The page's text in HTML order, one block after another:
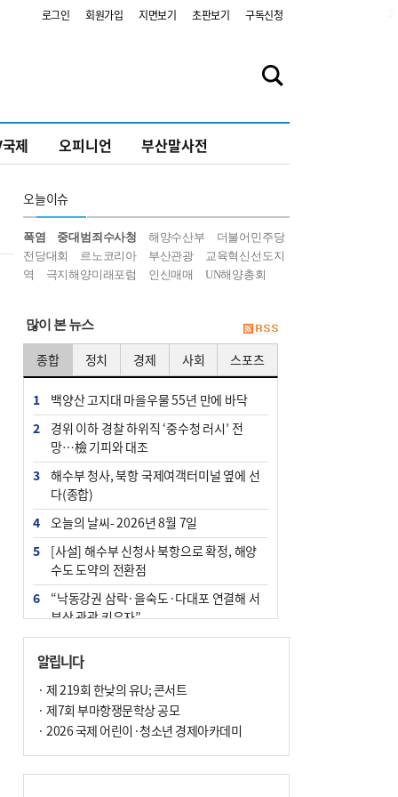
로그인 회원가입 지면보기 초판보기 구독신청
제 오피니언 부산말사전
오늘이슈
폭염 중대범죄수사청 해양수산부
더불어민주당
전당대회
르노코리아 부산관광
교육혁신선도지
역
극지해양미래포럼 인신매매 UN해양총회
많이 본 뉴스
종합 정치 경제 사회 스포츠
1
백양산 고지대 마을우물 55년 만에 바닥
2
경위 이하 경찰 하위직 ‘중수청 러시’ 전
망…檢 기피와 대조
3
해수부 청사, 북항 국제여객터미널 옆에 선
다(종합)
4
오늘의 날씨- 2026년 8월 7일
5
[사설] 해수부 신청사 북항으로 확정, 해양
수도 도약의 전환점
6
“낙동강권 삼락·을숙도·다대포 연결해 서
부산 관광 키우자”
꺾일 듯
피란마을 67년 역사인데…전교생 24명 아
미초 통폐합 기로
외국인 선원 ‘인신매매 경유지’ 된 부산…
우려가 현실로
알립니다
· 제 219회 한낮의 유U; 콘서트
· 제7회 부마항쟁문학상 공모
· 2026 국제 어린이·청소년 경제아카데미